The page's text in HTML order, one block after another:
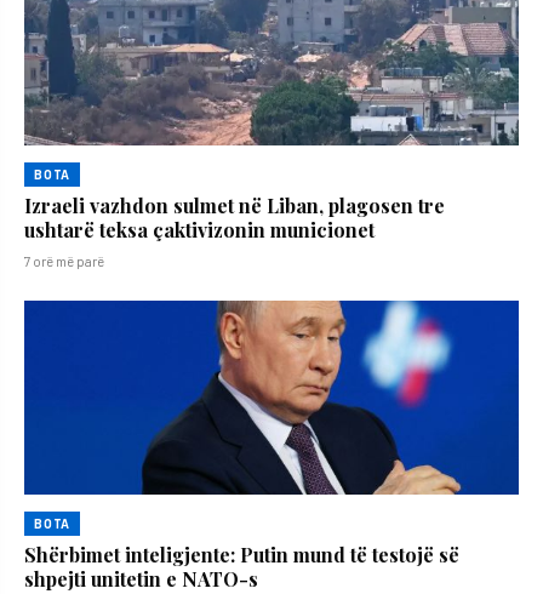
BOTA
Izraeli vazhdon sulmet në Liban, plagosen tre
ushtarë teksa çaktivizonin municionet
7 orë më parë
BOTA
Shërbimet inteligjente: Putin mund të testojë së
shpejti unitetin e NATO-s